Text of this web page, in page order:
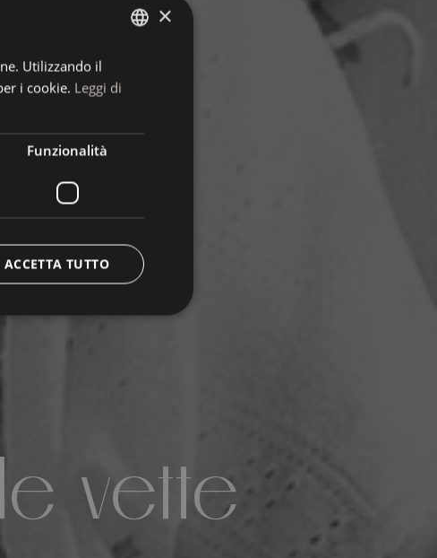
vette
GERMAN
×
Utilizzando il
i cookie. Leggi di
Funzionalità
ACCETTA TUTTO